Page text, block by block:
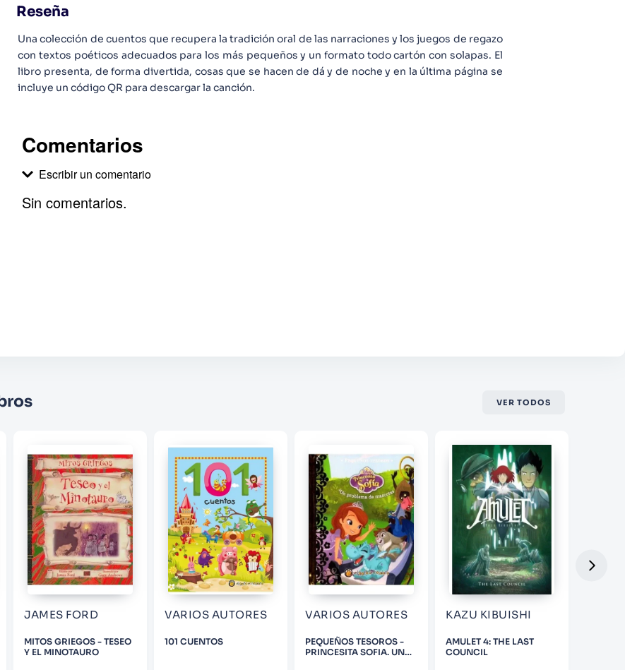
Reseña
Una colección de cuentos que recupera la tradición oral de las narraciones y los juegos de regazo
con textos poéticos adecuados para los más pequeños y un formato todo cartón con solapas. El
libro presenta, de forma divertida, cosas que se hacen de dá y de noche y en la última página se
incluye un código QR para descargar la canción.
Comentarios
Escribir un comentario
Escribir comentario
ENVIAR COMENTARIO
Sin comentarios.
VER TODOS
JAMES FORD
MITOS GRIEGOS - TESEO
Y EL MINOTAURO
VARIOS AUTORES
101 CUENTOS
VARIOS AUTORES
PEQUEÑOS TESOROS -
PRINCESITA SOFIA. UN
KAZU KIBUISHI
AMULET 4: THE LAST
COUNCIL